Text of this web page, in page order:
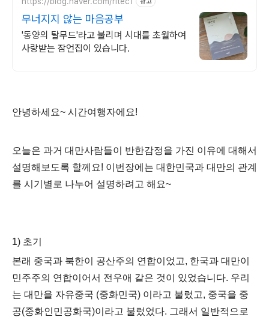
무너지지 않는 마음공부
'동양의 탈무드'라고 불리며 시대를 초월하여
사랑받는 잠언집이 있습니다.
안녕하세요~ 시간여행자에요!
오늘은 과거 대만사람들이 반한감정을 가진 이유에 대해서
설명해보도록 할께요! 이번장에는 대한민국과 대만의 관계
를 시기별로 나누어 설명하려고 해요~
1) 초기
본래 중국과 북한이 공산주의 연합이었고, 한국과 대만이
민주주의 연합이어서 전우애 같은 것이 있었습니다. 우리
는 대만을 자유중국 (중화민국) 이라고 불렀고, 중국을 중
공(중화인민공화국)이라고 불렀었다. 그래서 일반적으로